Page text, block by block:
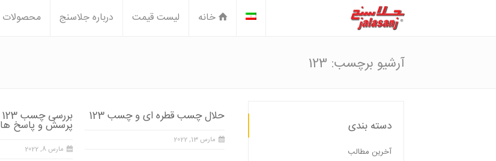
خانه لیست قیمت درباره جلاسنج محصولات
آرشیو برچسب: 123
حلال چسب قطره ای و چسب 123
مارس 13, 2022
پرسش و پاسخ ها
مارس 8, 2022
دسته بندی
آخرین مطالب